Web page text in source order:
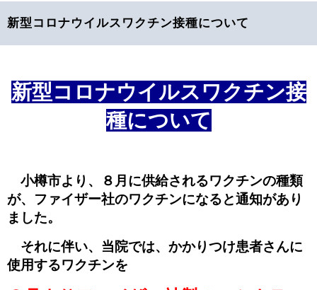
新型コロナウイルスワクチン接種について
新型コロナウイルスワクチン接
種について
小樽市より、８月に供給されるワクチンの種類
が、ファイザー社のワクチンになると通知があり
ました。
それに伴い、当院では、かかりつけ患者さんに
使用するワクチンを